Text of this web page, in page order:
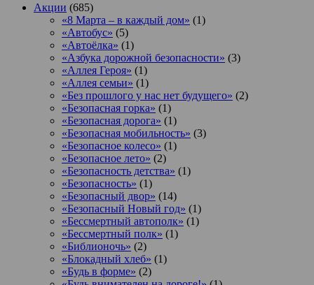
Акции (685)
«8 Марта – в каждый дом» (1)
«Автобус» (5)
«Автоёлка» (1)
«Азбука дорожной безопасности» (3)
«Аллея Героя» (1)
«Аллея семьи» (1)
«Без прошлого у нас нет будущего» (2)
«Безопасная горка» (1)
«Безопасная дорога» (1)
«Безопасная мобильность» (3)
«Безопасное колесо» (1)
«Безопасное лето» (2)
«Безопасность детства» (1)
«Безопасность» (1)
«Безопасный двор» (14)
«Безопасный Новый год» (1)
«Бессмертный автополк» (1)
«Бессмертный полк» (1)
«Библионочь» (2)
«Блокадный хлеб» (1)
«Будь в форме» (2)